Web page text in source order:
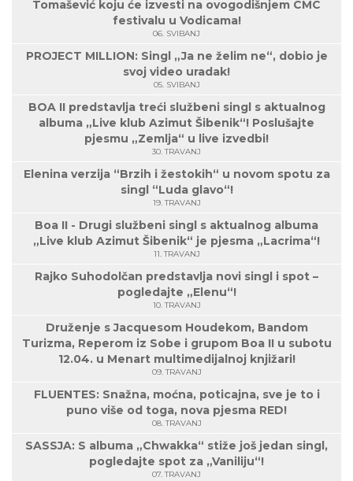
Tomašević koju će izvesti na ovogodišnjem CMC
festivalu u Vodicama!
06. SVIBANJ
PROJECT MILLION: Singl „Ja ne želim ne“, dobio je
svoj video uradak!
05. SVIBANJ
BOA II predstavlja treći službeni singl s aktualnog
albuma „Live klub Azimut Šibenik“! Poslušajte
pjesmu „Zemlja“ u live izvedbi!
30. TRAVANJ
Elenina verzija “Brzih i žestokih“ u novom spotu za
singl “Luda glavo“!
19. TRAVANJ
Boa II - Drugi službeni singl s aktualnog albuma
„Live klub Azimut Šibenik“ je pjesma „Lacrima“!
11. TRAVANJ
Rajko Suhodolčan predstavlja novi singl i spot –
pogledajte „Elenu“!
10. TRAVANJ
Druženje s Jacquesom Houdekom, Bandom
Turizma, Reperom iz Sobe i grupom Boa II u subotu
12.04. u Menart multimedijalnoj knjižari!
09. TRAVANJ
FLUENTES: Snažna, moćna, poticajna, sve je to i
puno više od toga, nova pjesma RED!
08. TRAVANJ
SASSJA: S albuma „Chwakka“ stiže još jedan singl,
pogledajte spot za „Vaniliju“!
07. TRAVANJ